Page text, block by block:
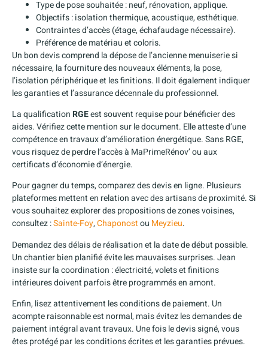
Type de pose souhaitée : neuf, rénovation, applique.
Objectifs : isolation thermique, acoustique, esthétique.
Contraintes d’accès (étage, échafaudage nécessaire).
Préférence de matériau et coloris.
Un bon devis comprend la dépose de l’ancienne menuiserie si
nécessaire, la fourniture des nouveaux éléments, la pose,
l’isolation périphérique et les finitions. Il doit également indiquer
les garanties et l’assurance décennale du professionnel.
La qualificationRGEest souvent requise pour bénéficier des
aides. Vérifiez cette mention sur le document. Elle atteste d’une
compétence en travaux d’amélioration énergétique. Sans RGE,
vous risquez de perdre l’accès à MaPrimeRénov’ ou aux
certificats d’économie d’énergie.
Pour gagner du temps, comparez des devis en ligne. Plusieurs
plateformes mettent en relation avec des artisans de proximité. Si
vous souhaitez explorer des propositions de zones voisines,
consultez :Sainte-Foy,Chaponostou Meyzieu.
Demandez des délais de réalisation et la date de début possible.
Un chantier bien planifié évite les mauvaises surprises. Jean
insiste sur la coordination : électricité, volets et finitions
intérieures doivent parfois être programmés en amont.
Enfin, lisez attentivement les conditions de paiement. Un
acompte raisonnable est normal, mais évitez les demandes de
paiement intégral avant travaux. Une fois le devis signé, vous
êtes protégé par les conditions écrites et les garanties prévues.